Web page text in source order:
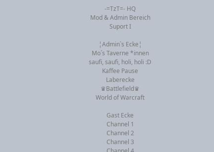
-=TzT=- HQ
Mod & Admin Bereich
Suport I
¦Admin`s Ecke¦
Mo´s Taverne *innen
saufi, saufi, holi, holi :D
Kaffee Pause
Laberecke
♛Battlefield♛
World of Warcraft
Gast Ecke
Channel 1
Channel 2
Channel 3